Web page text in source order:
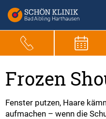
Frozen
Fenster putzen, Haare
aufmachen – wenn die